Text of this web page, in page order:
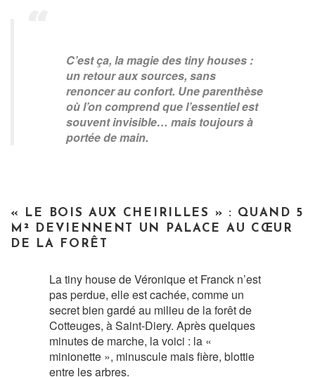
C’est ça, la magie des tiny houses :
un retour aux sources, sans
renoncer au confort. Une parenthèse
où l’on comprend que l’essentiel est
souvent invisible… mais toujours à
portée de main.
« LE BOIS AUX CHEIRILLES » : QUAND 5
M² DEVIENNENT UN PALACE AU CŒUR
DE LA FORÊT
La tiny house de Véronique et Franck n’est
pas perdue, elle est cachée, comme un
secret bien gardé au milieu de la forêt de
Cotteuges, à Saint-Diery. Après quelques
minutes de marche, la voici : la «
minionette », minuscule mais fière, blottie
entre les arbres.